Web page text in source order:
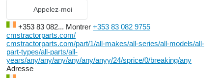
Appelez-moi
+353 83 082... Montrer +353 83 082 9755
cmstractorparts.com/
cmstractorparts.com/part/1/all-makes/all-series/all-models/all-
part-types/all-parts/all-
years/any/any/any/any/any/anyy/24/sprice/0/breaking/any
Adresse